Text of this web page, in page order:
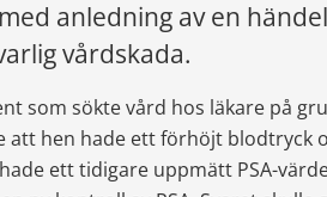
anledning av en
vårdskada.
som sökte vård hos läkare på
att hen hade ett förhöjt blodtryck
ett tidigare uppmätt PSA-